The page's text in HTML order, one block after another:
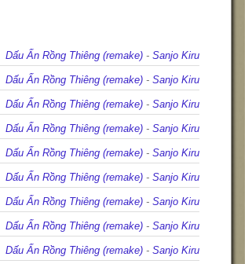
Dấu Ấn Rồng Thiêng (remake) - Sanjo Kiru
Dấu Ấn Rồng Thiêng (remake) - Sanjo Kiru
Dấu Ấn Rồng Thiêng (remake) - Sanjo Kiru
Dấu Ấn Rồng Thiêng (remake) - Sanjo Kiru
Dấu Ấn Rồng Thiêng (remake) - Sanjo Kiru
Dấu Ấn Rồng Thiêng (remake) - Sanjo Kiru
Dấu Ấn Rồng Thiêng (remake) - Sanjo Kiru
Dấu Ấn Rồng Thiêng (remake) - Sanjo Kiru
Dấu Ấn Rồng Thiêng (remake) - Sanjo Kiru